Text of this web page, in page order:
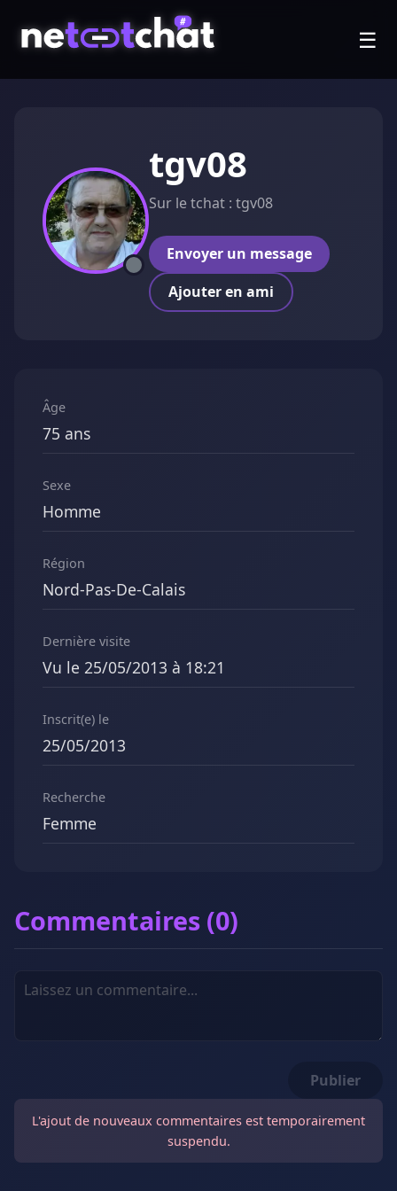
☰
tgv08
Sur le tchat : tgv08
Envoyer un message
Ajouter en ami
Âge
75 ans
Sexe
Homme
Région
Nord-Pas-De-Calais
Dernière visite
Vu le 25/05/2013 à 18:21
Inscrit(e) le
25/05/2013
Recherche
Femme
Commentaires (0)
Publier
L'ajout de nouveaux commentaires est temporairement
suspendu.